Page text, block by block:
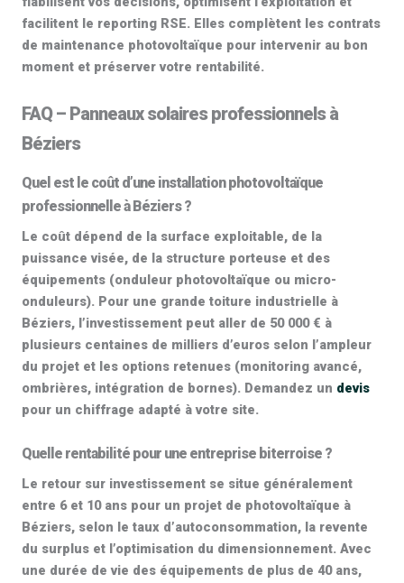
facilitent le reporting RSE. Elles complètent les contrats
de maintenance photovoltaïque pour intervenir au bon
moment et préserver votre rentabilité.
FAQ – Panneaux solaires professionnels à
Béziers
Quel est le coût d’une installation photovoltaïque
professionnelle à Béziers ?
Le coût dépend de la surface exploitable, de la
puissance visée, de la structure porteuse et des
équipements (onduleur photovoltaïque ou micro-
onduleurs). Pour une grande toiture industrielle à
Béziers, l’investissement peut aller de 50 000 € à
plusieurs centaines de milliers d’euros selon l’ampleur
du projet et les options retenues (monitoring avancé,
ombrières, intégration de bornes). Demandez un devis
pour un chiffrage adapté à votre site.
Quelle rentabilité pour une entreprise biterroise ?
Le retour sur investissement se situe généralement
entre 6 et 10 ans pour un projet de photovoltaïque à
Béziers, selon le taux d’autoconsommation, la revente
du surplus et l’optimisation du dimensionnement. Avec
une durée de vie des équipements de plus de 40 ans,